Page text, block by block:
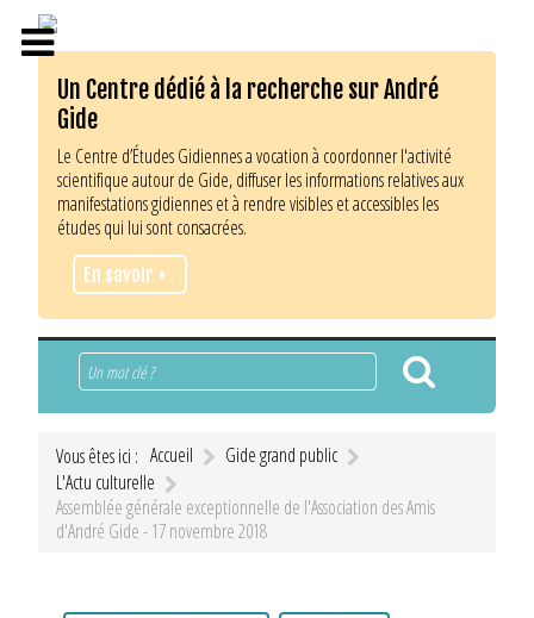
Un Centre dédié à la recherche sur André
Gide
Le Centre d’Études Gidiennes a vocation à coordonner l'activité
scientifique autour de Gide, diffuser les informations relatives aux
manifestations gidiennes et à rendre visibles et accessibles les
études qui lui sont consacrées.
En savoir +
Rechercher
Vous êtes ici : Accueil
Gide grand public
L'Actu culturelle
Assemblée générale exceptionnelle de l'Association des Amis
d'André Gide - 17 novembre 2018